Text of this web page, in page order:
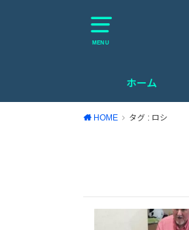
MENU
ホーム
HOME タグ : ロシ